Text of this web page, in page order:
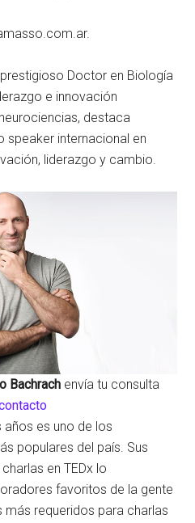
Doctor en Biología
e innovación
destaca
internacional en
liderazgo y cambio.
Bachrachenvía tu consulta
es uno de los
populares del país. Sus
en TEDx lo
favoritos de la gente
más requeridos para charlas